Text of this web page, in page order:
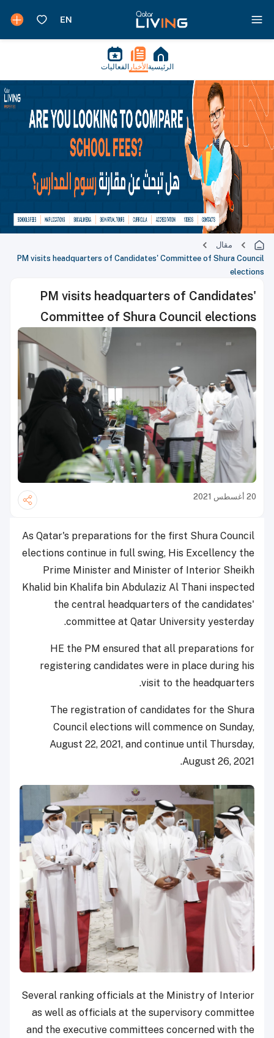
الرئيسية الأخبار الفعاليات
مقال
PM visits headquarters of Candidates' Committee of Shura Council
elections
PM visits headquarters of Candidates'
Committee of Shura Council elections
20 أغسطس 2021
As Qatar's preparations for the first Shura Council
elections continue in full swing, His Excellency the
Prime Minister and Minister of Interior Sheikh
Khalid bin Khalifa bin Abdulaziz Al Thani inspected
the central headquarters of the candidates'
committee at Qatar University yesterday.
HE the PM ensured that all preparations for
registering candidates were in place during his
visit to the headquarters.
The registration of candidates for the Shura
Council elections will commence on Sunday,
August 22, 2021, and continue until Thursday,
August 26, 2021.
Several ranking officials at the Ministry of Interior
as well as officials at the supervisory committee
and the executive committees concerned with the